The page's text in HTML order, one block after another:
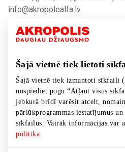
Šajā vietnē tiek lietoti
Šajā vietnē tiek izmantoti sīkfaili
nospiediet pogu “Atļaut visus
jebkurā brīdī varēsit atcelt,
pārlūkprogrammas iestatījumus un
sīkfailus. Vairāk informācijas var
politika.
info@akropolealfa.lv
Информируем о том, что
выполнения этого мы
вашей истории покупок.
персонализированных
профилирования
персональных данных. Вы
против такого
выполним, однако в этом